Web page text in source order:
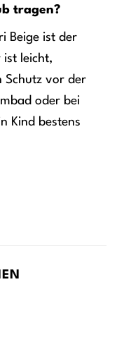
tragen?
Beige ist der
ist leicht,
Schutz vor der
oder bei
Kind bestens